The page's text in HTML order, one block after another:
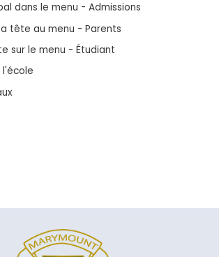
dans le menu - Admissions
tête au menu - Parents
sur le menu - Étudiant
l'école